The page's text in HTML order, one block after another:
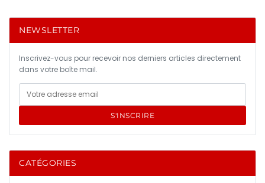
NEWSLETTER
Inscrivez-vous pour recevoir nos derniers articles directement
dans votre boîte mail.
S'INSCRIRE
CATÉGORIES